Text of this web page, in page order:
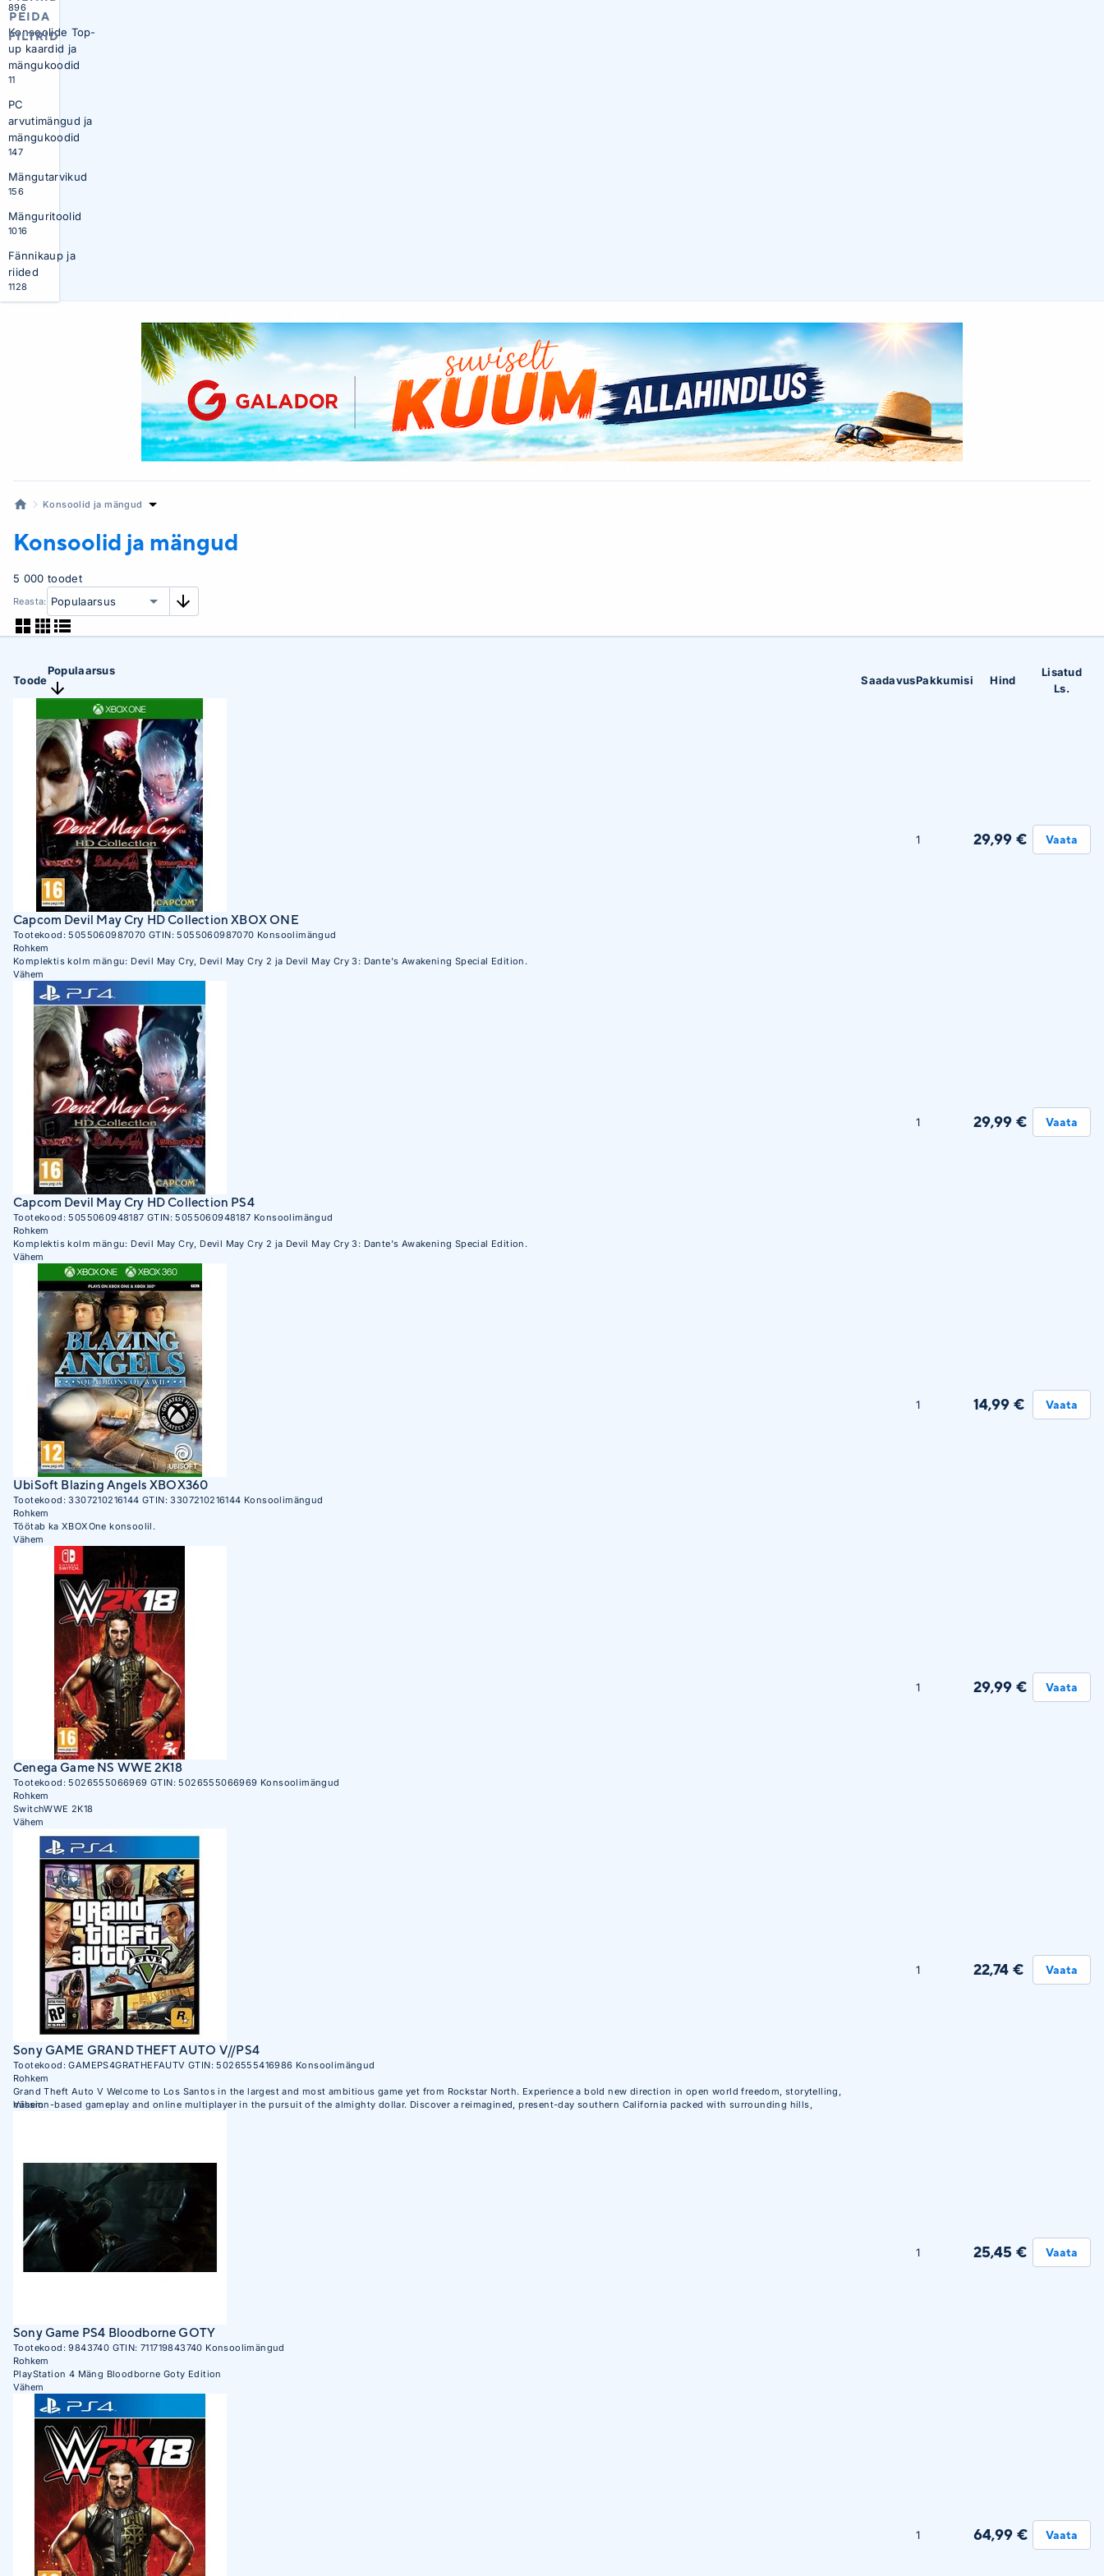
PEIDA
FILTRID
896
Konsoolide Top-
up kaardid ja
mängukoodid
11
PC
arvutimängud ja
mängukoodid
147
Mängutarvikud
156
Mänguritoolid
1016
Fännikaup ja
riided
1128
Konsoolid ja mängud
Konsoolid ja mängud
5 000 toodet
Reasta:
Toode
Populaarsus
SaadavusPakkumisi Hind
Lisatud
Ls.
Capcom Devil May Cry HD Collection XBOX ONE
Tootekood:5055060987070 GTIN:5055060987070 Konsoolimängud
Rohkem
Komplektis kolm mängu: Devil May Cry, Devil May Cry 2 ja Devil May Cry 3: Dante's Awakening Special Edition.
Vähem
1 29,99 € Vaata
Capcom Devil May Cry HD Collection PS4
Tootekood:5055060948187 GTIN:5055060948187 Konsoolimängud
Rohkem
Komplektis kolm mängu: Devil May Cry, Devil May Cry 2 ja Devil May Cry 3: Dante's Awakening Special Edition.
Vähem
1 29,99 € Vaata
UbiSoft Blazing Angels XBOX360
Tootekood:3307210216144 GTIN:3307210216144 Konsoolimängud
Rohkem
Töötab ka XBOXOne konsoolil.
Vähem
1 14,99 € Vaata
Cenega Game NS WWE 2K18
Tootekood:5026555066969 GTIN:5026555066969 Konsoolimängud
Rohkem
SwitchWWE 2K18
Vähem
1 29,99 € Vaata
Sony GAME GRAND THEFT AUTO V//PS4
Tootekood:GAMEPS4GRATHEFAUTV GTIN:5026555416986 Konsoolimängud
Rohkem
Grand Theft Auto V Welcome to Los Santos in the largest and most ambitious game yet from Rockstar North. Experience a bold new direction in open world freedom, storytelling,
mission-based gameplay and online multiplayer in the pursuit of the almighty dollar. Discover a reimagined, present-day southern California packed with surrounding hills,
Vähem
1 22,74 € Vaata
Sony Game PS4 Bloodborne GOTY
Tootekood:9843740 GTIN:711719843740 Konsoolimängud
Rohkem
PlayStation 4 Mäng Bloodborne Goty Edition
Vähem
1 25,45 € Vaata
1 64,99 € Vaata